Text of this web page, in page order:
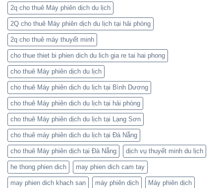
Tế
Dịch
Đa
Ngôn
Ngữ
Hiệu
Quả
2q cho thuê Máy phiên dịch du lịch
2Q cho thuê Máy phiên dịch du lịch tại hải phòng
2q cho thuê máy thuyết minh
cho thue thiet bi phien dich du lich gia re tai hai phong
cho thuê Máy phiên dịch du lịch
cho thuê Máy phiên dịch du lịch tại Bình Dương
cho thuê Máy phiên dịch du lịch tại hải phòng
cho thuê Máy phiên dịch du lịch tại Lạng Sơn
cho thuê máy phiên dịch du lịch tại Đà Nẵng
cho thuê Máy phiên dịch tại Đà Nẵng dịch vụ thuyết minh du lịch
he thong phien dich may phien dich cam tay
may phien dich khach san máy phiên dịch Máy phiên dịch